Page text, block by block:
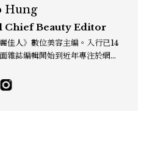
Hung
Chief Beauty Editor
佳人》數位美容主編。入行已14
雜誌編輯開始到近年專注於網路
養、香氛、頭髮...等與美有關的
長以細膩敏銳的觀察力，深入報導